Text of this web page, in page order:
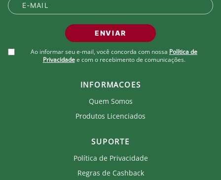
na piscina e faça bonito!
Produto Oficial Licenciado do Fluminense.
Ao comprar um produto oficial você fortalece seu
clube que recebe royalties com a venda de cada
produto.
ENVIAR
Ao informar seu e-mail, você concorda com nossa Política de
Privacidade e com o recebimento de comunicações.
INFORMACOES
Quem Somos
Produtos Licenciados
SUPORTE
Política de Privacidade
Regras de Cashback